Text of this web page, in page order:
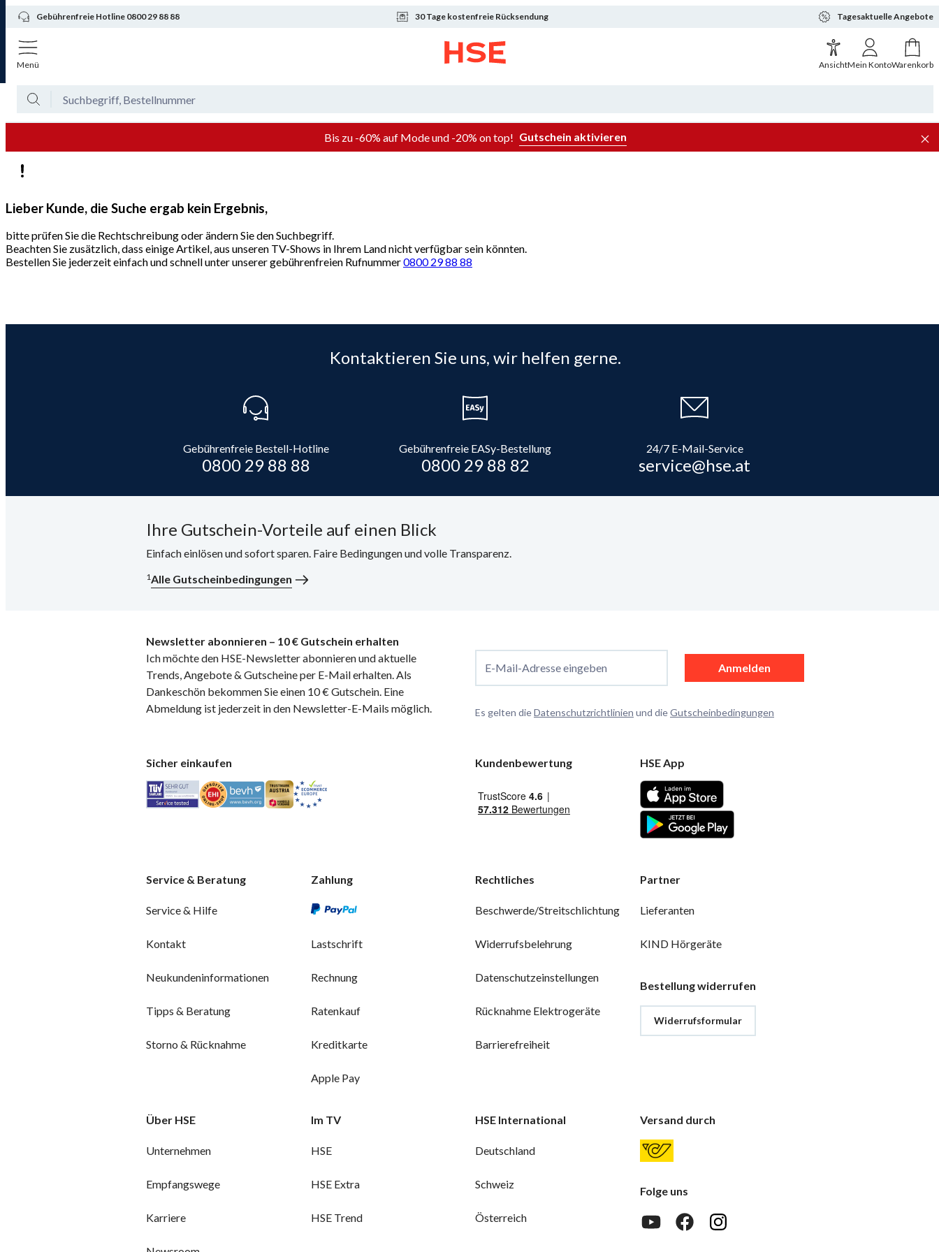
Gebührenfreie Hotline 0800 29 88 88 30 Tage kostenfreie Rücksendung Tagesaktuelle Angebote
Menü AnsichtMein KontoWarenkorb
Bis zu -60% auf Mode und -20% on top! Gutschein aktivieren
Lieber Kunde, die Suche ergab kein Ergebnis,
bitte prüfen Sie die Rechtschreibung oder ändern Sie den Suchbegriff.
Beachten Sie zusätzlich, dass einige Artikel, aus unseren TV-Shows in Ihrem Land nicht verfügbar sein könnten.
Bestellen Sie jederzeit einfach und schnell unter unserer gebührenfreien Rufnummer0800 29 88 88
Kontaktieren Sie uns, wir helfen gerne.
Gebührenfreie Bestell-Hotline
0800 29 88 88
Gebührenfreie EASy-Bestellung
0800 29 88 82
24/7 E-Mail-Service
service@hse.at
Ihre Gutschein-Vorteile auf einen Blick
Einfach einlösen und sofort sparen. Faire Bedingungen und volle Transparenz.
1Alle Gutscheinbedingungen
Newsletter abonnieren – 10 € Gutschein erhalten
Ich möchte den HSE-Newsletter abonnieren und aktuelle
Trends, Angebote & Gutscheine per E-Mail erhalten. Als
Dankeschön bekommen Sie einen 10 € Gutschein. Eine
Abmeldung ist jederzeit in den Newsletter-E-Mails möglich.
E-Mail-Adresse eingeben Anmelden
Es gelten dieDatenschutzrichtlinien und dieGutscheinbedingungen
Sicher einkaufen Kundenbewertung HSE App
Service & Beratung
Service & Hilfe
Kontakt
Neukundeninformationen
Tipps & Beratung
Storno & Rücknahme
Zahlung
Lastschrift
Rechnung
Ratenkauf
Kreditkarte
Apple Pay
Rechtliches
Beschwerde/Streitschlichtung
Widerrufsbelehrung
Datenschutzeinstellungen
Rücknahme Elektrogeräte
Barrierefreiheit
Partner
Lieferanten
KIND Hörgeräte
Bestellung widerrufen
Widerrufsformular
Über HSE
Unternehmen
Empfangswege
Karriere
Im TV
HSE
HSE Extra
HSE Trend
HSE International
Deutschland
Schweiz
Österreich
Versand durch
Folge uns